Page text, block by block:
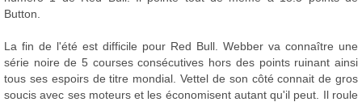
Button.
La fin de l'été est difficile pour Red Bull. Webber va connaître une
série noire de 5 courses consécutives hors des points ruinant ainsi
tous ses espoirs de titre mondial. Vettel de son côté connait de gros
soucis avec ses moteurs et les économisent autant qu'il peut. Il roule